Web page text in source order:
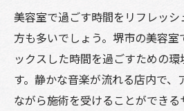
美容室で過ごす時間をリフレッ
方も多いでしょう。堺市の美容室
ックスした時間を過ごすための
す。静かな音楽が流れる店内で
ながら施術を受けることができる